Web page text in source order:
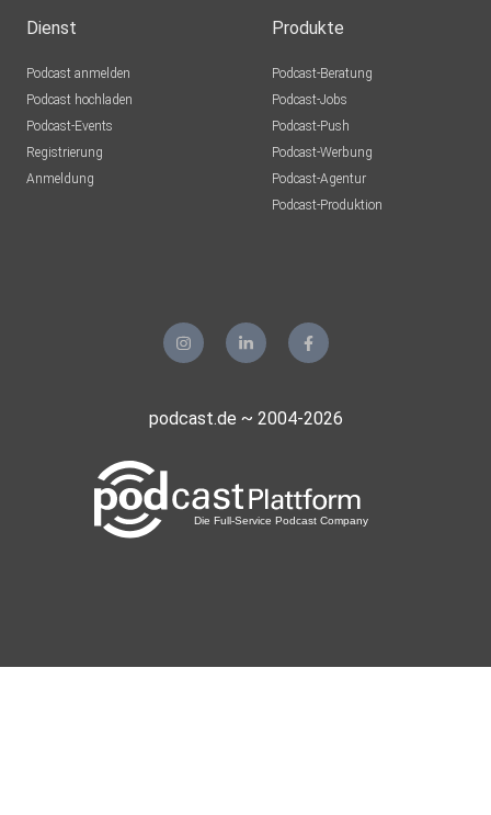
Dienst
Podcast anmelden
Podcast hochladen
Podcast-Events
Registrierung
Anmeldung
Produkte
Podcast-Beratung
Podcast-Jobs
Podcast-Push
Podcast-Werbung
Podcast-Agentur
Podcast-Produktion
podcast.de ~ 2004-2026